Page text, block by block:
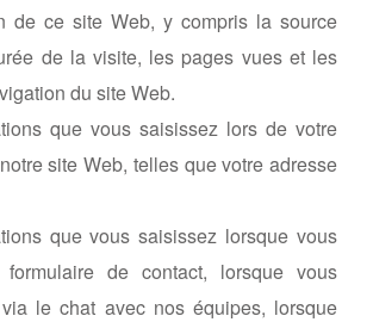
de ce site Web, y compris la source
de la visite, les pages vues et les
du site Web.
que vous saisissez lors de votre
site Web, telles que votre adresse
que vous saisissez lorsque vous
de contact, lorsque vous
le chat avec nos équipes, lorsque